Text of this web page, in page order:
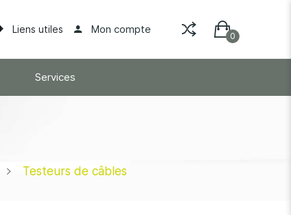
Liens utiles Mon compte
Services
Testeurs de câbles